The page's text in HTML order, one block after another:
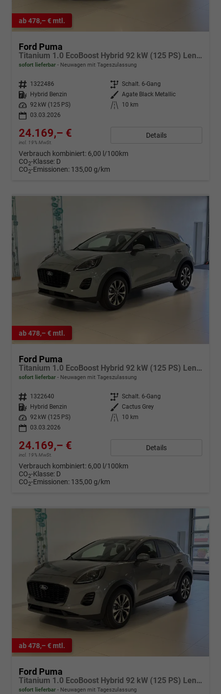
ab 478,– € mtl.
Ford Puma
Titanium 1.0 EcoBoost Hybrid 92 kW (125 PS) Lenkradheizung, Sitzheizung, DAB, Navigationssystem, Radio, Apple CarPlay, Android Auto, Einparkhilfe hinten, Rückfahrkamera, Verkehrsschild-Erkennungssystem, 17"-LM-Felgen, uvm.
sofort lieferbar Neuwagen mit Tageszulassung
Fahrzeugnr. 1322486 Getriebe Schalt. 6-Gang
Kraftstoff
Hybrid Benzin Außenfarbe Agate Black Metallic
Leistung
92 kW (125 PS) Kilometerstand
10 km
03.03.2026
24.169,– €
incl. 19% MwSt.
Details
Verbrauch kombiniert: 6,00 l/100km
CO2-Klasse: D
CO2-Emissionen: 135,00 g/km
ab 478,– € mtl.
Ford Puma
Titanium 1.0 EcoBoost Hybrid 92 kW (125 PS) Lenkradheizung, Sitzheizung, DAB, Navigationssystem, Radio, Apple CarPlay, Android Auto, Einparkhilfe hinten, Rückfahrkamera, Verkehrsschild-Erkennungssystem, 17"-LM-Felgen, uvm.
sofort lieferbar Neuwagen mit Tageszulassung
Fahrzeugnr. 1322640 Getriebe Schalt. 6-Gang
Kraftstoff
Hybrid Benzin Außenfarbe Cactus Grey
Leistung
92 kW (125 PS) Kilometerstand
10 km
03.03.2026
24.169,– €
incl. 19% MwSt.
Details
Verbrauch kombiniert: 6,00 l/100km
CO2-Klasse: D
CO2-Emissionen: 135,00 g/km
ab 478,– € mtl.
Ford Puma
Titanium 1.0 EcoBoost Hybrid 92 kW (125 PS) Lenkradheizung, Sitzheizung, DAB, Navigationssystem, Radio, Apple CarPlay, Android Auto, Einparkhilfe hinten, Rückfahrkamera, Verkehrsschild-Erkennungssystem, 17"-LM-Felgen, uvm.
sofort lieferbar Neuwagen mit Tageszulassung